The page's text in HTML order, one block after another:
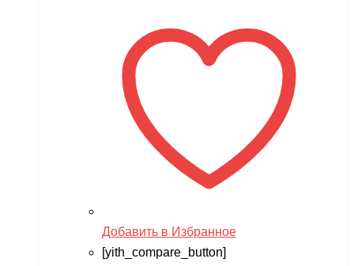
Добавить в Избранное
[yith_compare_button]